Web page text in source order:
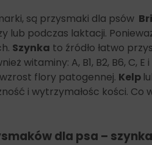
są przysmaki dla psów
lub podczas laktacji.
Szynka to źródło łatwo
witaminy: A, B1, B2, B6,
flory patogennej. Kelp
i wytrzymałośc kości. Co
dla psa – szynka